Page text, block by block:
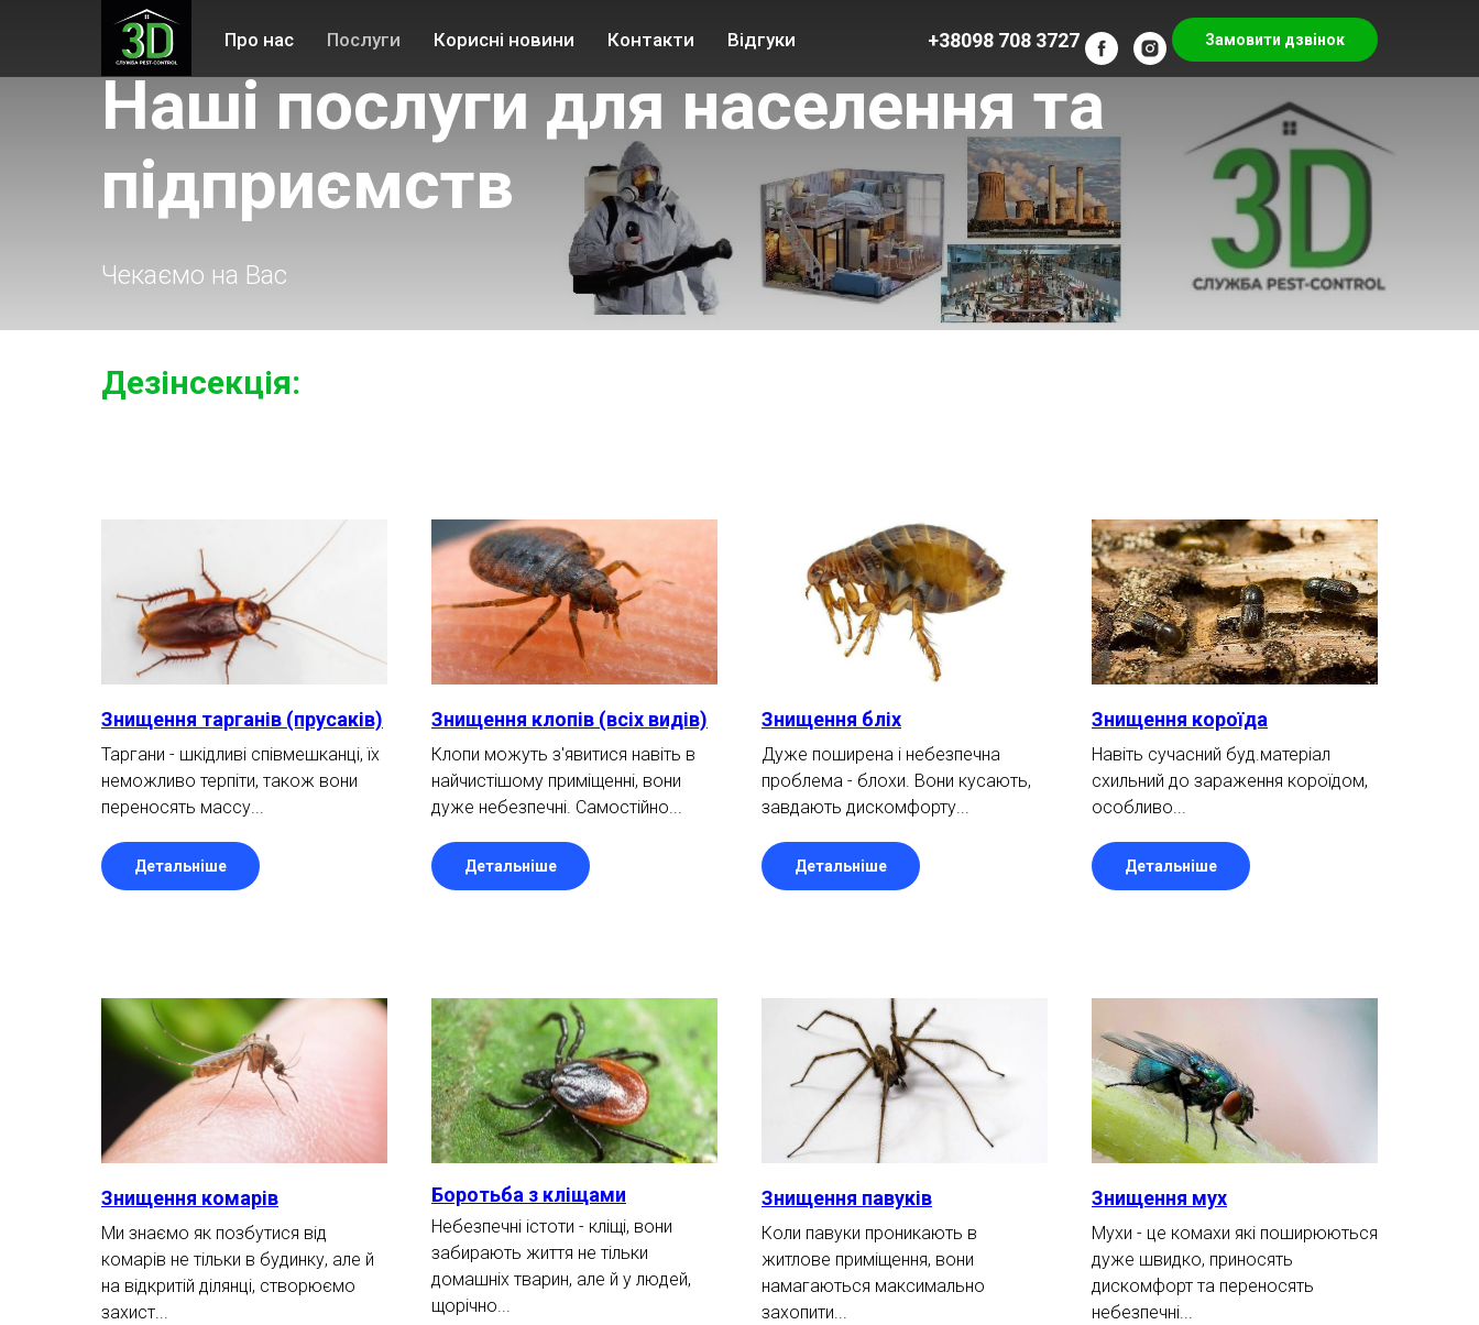
Про нас Послуги Корисні новини Контакти Відгуки +38098 708 3727 Замовити дзвінок
Наші послуги для населення та
підприємств
Чекаємо на Вас
Дезінсекція:
Знищення тарганів (прусаків)
Таргани - шкідливі співмешканці, їх
неможливо терпіти, також вони
переносять массу...
Детальніше
Знищення клопів (всіх видів)
Клопи можуть з'явитися навіть в
найчистішому приміщенні, вони
дуже небезпечні. Самостійно...
Детальніше
Знищення бліх
Дуже поширена і небезпечна
проблема - блохи. Вони кусають,
завдають дискомфорту...
Детальніше
Знищення короїда
Навіть сучасний буд.матеріал
схильний до зараження короїдом,
особливо...
Детальніше
Знищення комарів
Ми знаємо як позбутися від
комарів не тільки в будинку, але й
на відкритій ділянці, створюємо
захист...
Боротьба з кліщами
Небезпечні істоти - кліщі, вони
забирають життя не тільки
домашніх тварин, але й у людей,
щорічно...
Знищення павуків
Коли павуки проникають в
житлове приміщення, вони
намагаються максимально
захопити...
Знищення мух
Мухи - це комахи які поширюються
дуже швидко, приносять
дискомфорт та переносять
небезпечні...